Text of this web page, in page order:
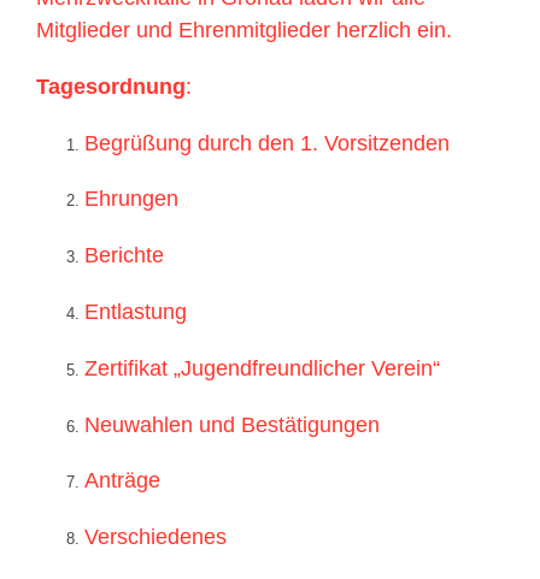
Mitglieder und Ehrenmitglieder herzlich ein.
Tagesordnung:
Begrüßung durch den 1. Vorsitzenden
Ehrungen
Berichte
Entlastung
Zertifikat „Jugendfreundlicher Verein“
Neuwahlen und Bestätigungen
Anträge
Verschiedenes